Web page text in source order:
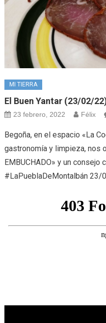
MI TIERRA
El Buen Yantar (23/02/
23 febrero, 2022 Félix
Begoña, en el espacio «La
gastronomía y limpieza, nos
EMBUCHADO» y un consejo
#LaPueblaDeMontalbán 23/